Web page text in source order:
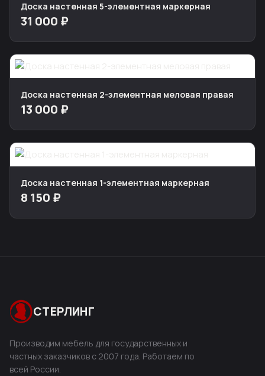
Доска настенная 5-элементная маркерная
31 000 ₽
Доска настенная 2-элементная меловая правая
13 000 ₽
Доска настенная 1-элементная маркерная
8 150 ₽
СТЕРЛИНГ
Производим мебель для государственных и
частных заказчиков с 2007 года. Работаем по
всей России.